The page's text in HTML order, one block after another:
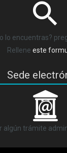
lo encuentras?
Rellene este
Sede
_
algún trámite